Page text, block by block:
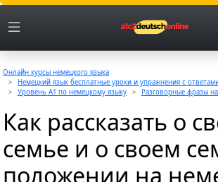
Онлайн курсы немецкого языка
Немецкий язык бесплатные уроки и упражнения с
Уровень A1 по немецкому языку
Разговорные фразы
Как рассказать о
семье и о своем
положении на